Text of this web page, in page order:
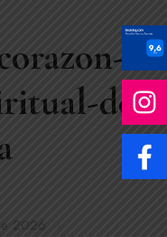
de-
2026